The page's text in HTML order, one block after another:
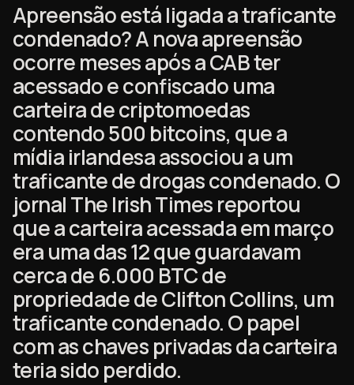
Apreensão está ligada a traficante
condenado? A nova apreensão
ocorre meses após a CAB ter
acessado e confiscado uma
carteira de criptomoedas
contendo 500 bitcoins, que a
mídia irlandesa associou a um
traficante de drogas condenado. O
jornal The Irish Times reportou
que a carteira acessada em março
era uma das 12 que guardavam
cerca de 6.000 BTC de
propriedade de Clifton Collins, um
traficante condenado. O papel
com as chaves privadas da carteira
teria sido perdido.